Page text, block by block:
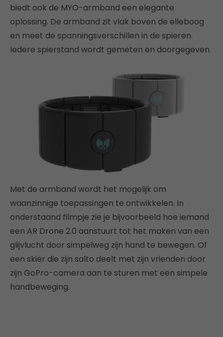
biedt ook de MYO-armband een elegante
oplossing. De armband zit vlak boven de elleboog
en meet de spanningsverschillen in de spieren.
Iedere spierstand wordt gemeten en doorgegeven.
Met de armband wordt het mogelijk om
waanzinnige toepassingen te ontwikkelen. In
onderstaand filmpje zie je bijvoorbeeld hoe iemand
een AR Drone 2.0 aanstuurt tot het maken van een
glijvlucht door simpelweg zijn hand te bewegen. Of
een skiër die zijn salto deelt met zijn vrienden door
zijn GoPro-camera aan te sturen met een simpele
handbeweging.